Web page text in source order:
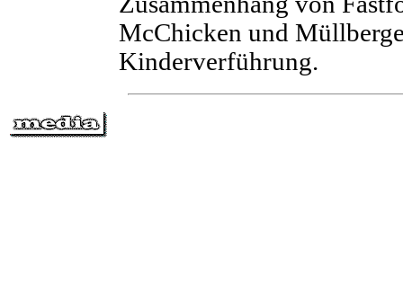
McChicken und
Kinderverführung.